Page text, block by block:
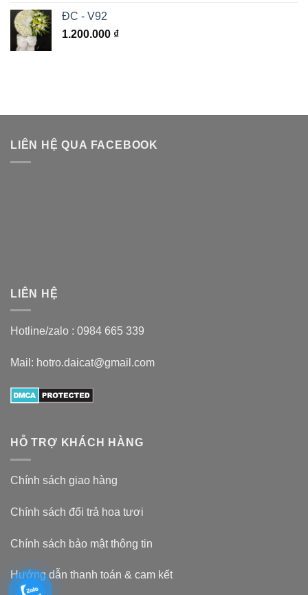
ĐC - V92
1.200.000 ₫
LIÊN HỆ QUA FACEBOOK
LIÊN HỆ
Hotline/zalo : 0984 665 339
Mail: hotro.daicat@gmail.com
HỖ TRỢ KHÁCH HÀNG
Chính sách giao hàng
Chính sách đổi trả hoa tươi
Chính sách bảo mật thông tin
Hướng dẫn thanh toán & cam kết